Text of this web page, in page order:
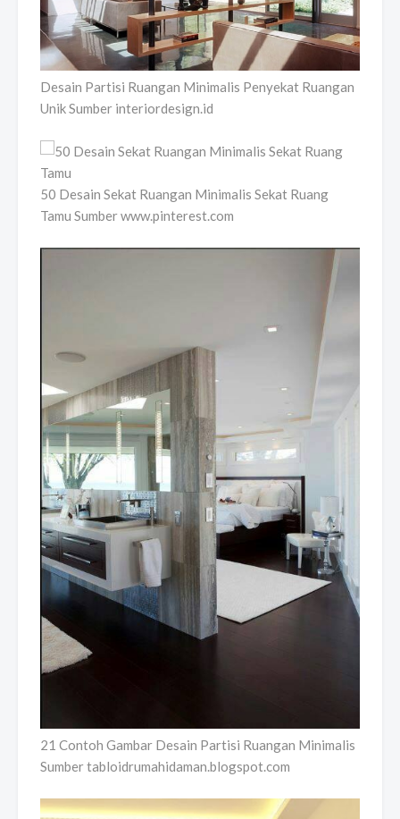
Desain Partisi Ruangan Minimalis Penyekat Ruangan
Unik Sumber interiordesign.id
50 Desain Sekat Ruangan Minimalis Sekat Ruang
Tamu Sumber www.pinterest.com
21 Contoh Gambar Desain Partisi Ruangan Minimalis
Sumber tabloidrumahidaman.blogspot.com